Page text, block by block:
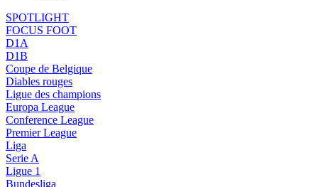
SPOTLIGHT
FOCUS FOOT
D1A
D1B
Coupe de Belgique
Diables rouges
Ligue des champions
Europa League
Conference League
Premier League
Liga
Serie A
Ligue 1
Bundesliga